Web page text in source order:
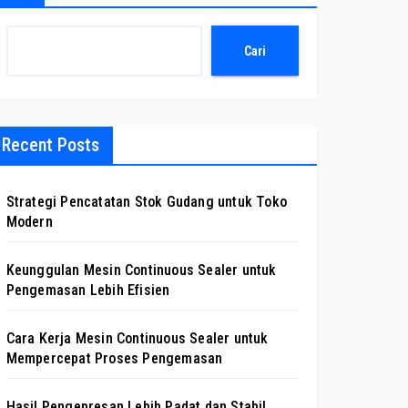
Cari
Recent Posts
Strategi Pencatatan Stok Gudang untuk Toko
Modern
Keunggulan Mesin Continuous Sealer untuk
Pengemasan Lebih Efisien
Cara Kerja Mesin Continuous Sealer untuk
Mempercepat Proses Pengemasan